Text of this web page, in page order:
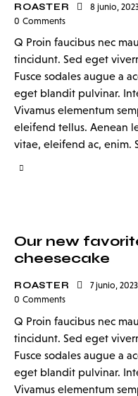
ROASTER 8 junio,
0 Comments
Q Proin faucibus nec
tincidunt. Sed eget
Fusce sodales augue a
eget blandit pulvinar.
Vivamus elementum
eleifend tellus. Aenean
vitae, eleifend ac, enim.
Our new
cheesecake
ROASTER 7 junio, 2023
0 Comments
Q Proin faucibus nec
tincidunt. Sed eget
Fusce sodales augue a
eget blandit pulvinar.
Vivamus elementum